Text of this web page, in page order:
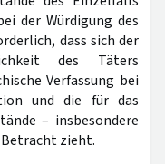
der Würdigung des
dass sich der
des Täters
Verfassung bei
und die für das
– insbesondere
zieht.